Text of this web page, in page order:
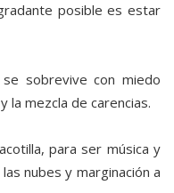
posible es estar
sobrevive con miedo
la mezcla de carencias.
para ser música y
nubes y marginación a